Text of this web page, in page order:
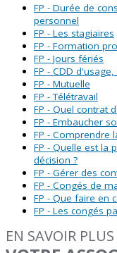
FP - Durée de
personnel
FP - Les stagiaires
FP - Formation
FP - Jours fériés
FP - CDD
FP - Mutuelle
FP - Télétravail
FP - Quel contrat
FP - Embaucher
FP - Comprendre
FP - Quelle est la
décision ?
FP - Gérer des
FP - Congés de
FP - Que faire en
FP - Les congés
EN SAVOIR